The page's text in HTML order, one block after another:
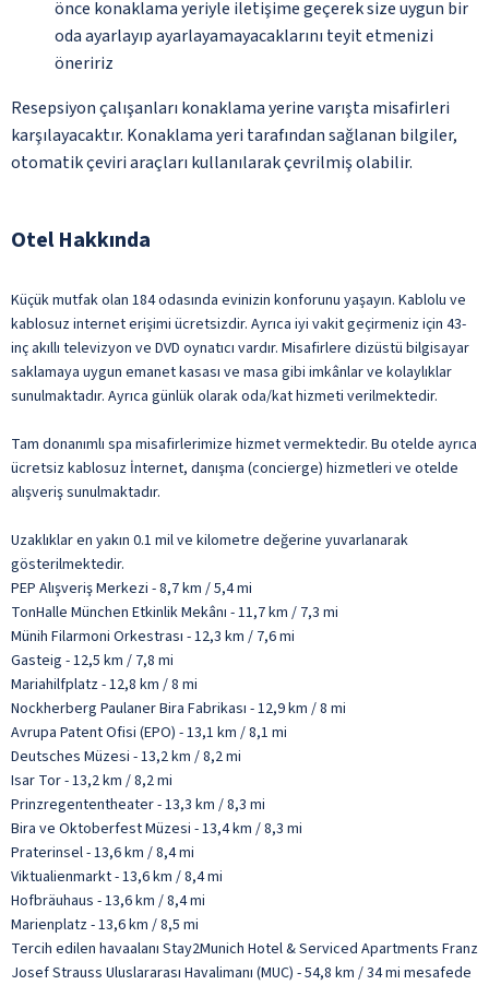
önce konaklama yeriyle iletişime geçerek size uygun bir
oda ayarlayıp ayarlayamayacaklarını teyit etmenizi
öneririz
Resepsiyon çalışanları konaklama yerine varışta misafirleri
karşılayacaktır. Konaklama yeri tarafından sağlanan bilgiler,
otomatik çeviri araçları kullanılarak çevrilmiş olabilir.
Otel Hakkında
Küçük mutfak olan 184 odasında evinizin konforunu yaşayın. Kablolu ve
kablosuz internet erişimi ücretsizdir. Ayrıca iyi vakit geçirmeniz için 43-
inç akıllı televizyon ve DVD oynatıcı vardır. Misafirlere dizüstü bilgisayar
saklamaya uygun emanet kasası ve masa gibi imkânlar ve kolaylıklar
sunulmaktadır. Ayrıca günlük olarak oda/kat hizmeti verilmektedir.
Tam donanımlı spa misafirlerimize hizmet vermektedir. Bu otelde ayrıca
ücretsiz kablosuz İnternet, danışma (concierge) hizmetleri ve otelde
alışveriş sunulmaktadır.
Uzaklıklar en yakın 0.1 mil ve kilometre değerine yuvarlanarak
gösterilmektedir.
PEP Alışveriş Merkezi - 8,7 km / 5,4 mi
TonHalle München Etkinlik Mekânı - 11,7 km / 7,3 mi
Münih Filarmoni Orkestrası - 12,3 km / 7,6 mi
Gasteig - 12,5 km / 7,8 mi
Mariahilfplatz - 12,8 km / 8 mi
Nockherberg Paulaner Bira Fabrikası - 12,9 km / 8 mi
Avrupa Patent Ofisi (EPO) - 13,1 km / 8,1 mi
Deutsches Müzesi - 13,2 km / 8,2 mi
Isar Tor - 13,2 km / 8,2 mi
Prinzregententheater - 13,3 km / 8,3 mi
Bira ve Oktoberfest Müzesi - 13,4 km / 8,3 mi
Praterinsel - 13,6 km / 8,4 mi
Viktualienmarkt - 13,6 km / 8,4 mi
Hofbräuhaus - 13,6 km / 8,4 mi
Marienplatz - 13,6 km / 8,5 mi
Tercih edilen havaalanı Stay2Munich Hotel & Serviced Apartments Franz
Josef Strauss Uluslararası Havalimanı (MUC) - 54,8 km / 34 mi mesafede